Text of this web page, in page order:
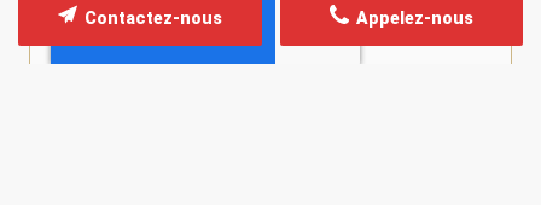
Appelez-nous
Contactez-nous